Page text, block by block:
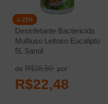
Desinfetante Bactericida
Multiuso Leitoso Eucalipto
5L Sanol
de R$28,50
21%
por
R$22,48